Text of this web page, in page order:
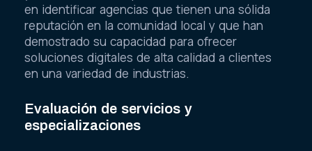
en identificar agencias que tienen una sólida
reputación en la comunidad local y que han
demostrado su capacidad para ofrecer
soluciones digitales de alta calidad a clientes
en una variedad de industrias.
Evaluación de servicios y
especializaciones